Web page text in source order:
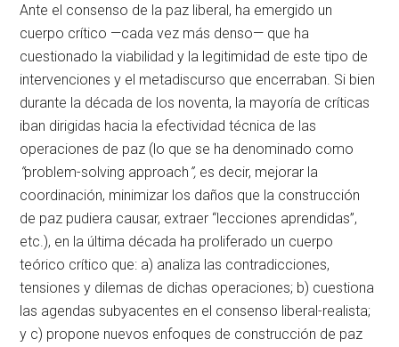
Ante el consenso de la paz liberal, ha emergido un
cuerpo crítico —cada vez más denso— que ha
cuestionado la viabilidad y la legitimidad de este tipo de
intervenciones y el metadiscurso que encerraban. Si bien
durante la década de los noventa, la mayoría de críticas
iban dirigidas hacia la efectividad técnica de las
operaciones de paz (lo que se ha denominado como
“problem-solving approach ”, es decir, mejorar la
coordinación, minimizar los daños que la construcción
de paz pudiera causar, extraer “lecciones aprendidas”,
etc.), en la última década ha proliferado un cuerpo
teórico crítico que: a) analiza las contradicciones,
tensiones y dilemas de dichas operaciones; b) cuestiona
las agendas subyacentes en el consenso liberal-realista;
y c) propone nuevos enfoques de construcción de paz